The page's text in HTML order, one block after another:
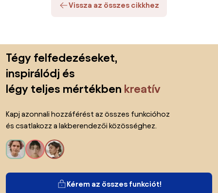
Vissza az összes cikkhez
Tégy felfedezéseket,
inspirálódj és
légy teljes mértékben kreatív
Kapj azonnali hozzáférést az összes funkcióhoz
és csatlakozz a lakberendezői közösséghez.
Kérem az összes funkciót!